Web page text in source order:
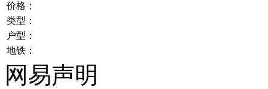
价格：
类型：
户型：
地铁：
网易声明